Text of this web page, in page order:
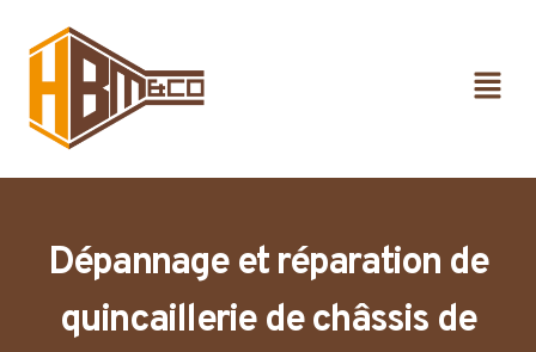
Dépannage et réparation de
quincaillerie de châssis de